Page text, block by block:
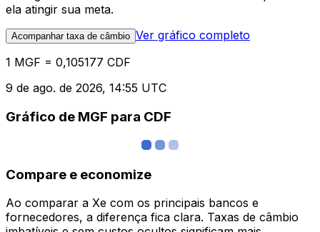
ela atingir sua meta.
Acompanhar taxa de câmbio Ver gráfico completo
1 MGF = 0,105177 CDF
9 de ago. de 2026, 14:55 UTC
Gráfico de MGF para CDF
Compare e economize
Ao comparar a Xe com os principais bancos e
fornecedores, a diferença fica clara. Taxas de câmbio